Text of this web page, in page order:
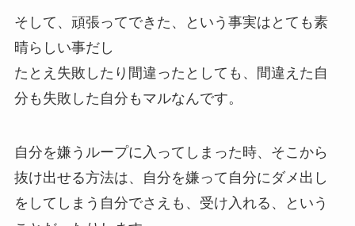
そして、頑張ってできた、という事実はとても素
晴らしい事だし
たとえ失敗したり間違ったとしても、間違えた自
分も失敗した自分もマルなんです。
自分を嫌うループに入ってしまった時、そこから
抜け出せる方法は、自分を嫌って自分にダメ出し
をしてしまう自分でさえも、受け入れる、という